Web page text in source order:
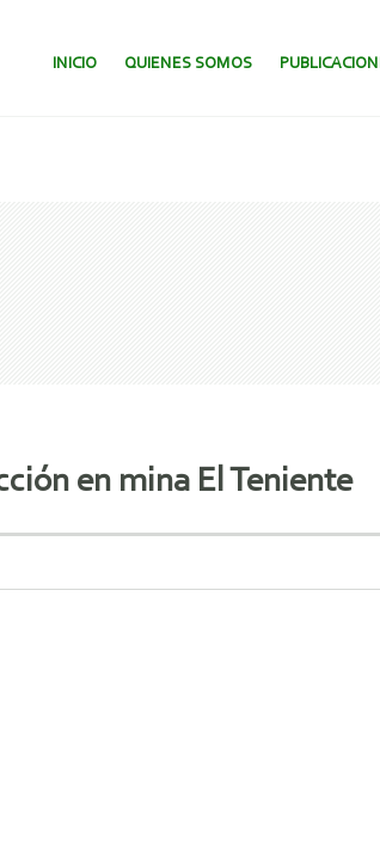
SALTAR AL CONTENIDO.
INICIO QUIENES SOMOS
en mina El Teniente